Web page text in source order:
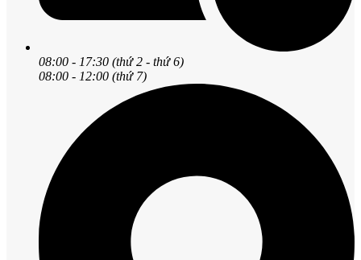
08:00 - 17:30 (thứ 2 - thứ 6)
08:00 - 12:00 (thứ 7)